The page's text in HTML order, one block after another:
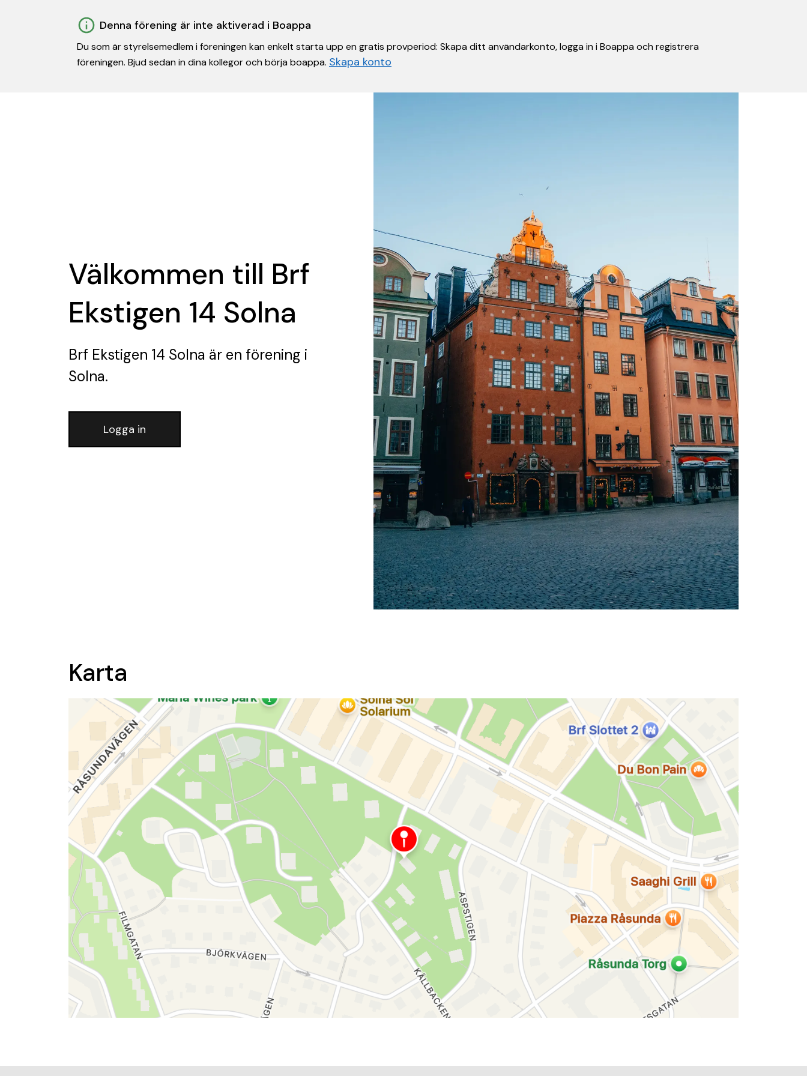
Denna förening är inte aktiverad i Boappa
Du som är styrelsemedlem i föreningen kan enkelt starta upp en gratis provperiod: Skapa ditt användarkonto, logga in i Boappa och registrera
föreningen. Bjud sedan in dina kollegor och börja boappa. Skapa konto
Välkommen till Brf
Ekstigen 14 Solna
Brf Ekstigen 14 Solna är en förening i
Solna.
Logga in
Karta